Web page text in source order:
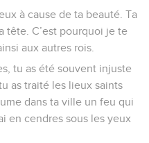
à cause de ta beauté. Ta
tête. C’est pourquoi je te
aux autres rois.
tu as été souvent injuste
as traité les lieux saints
dans ta ville un feu qui
en cendres sous les yeux